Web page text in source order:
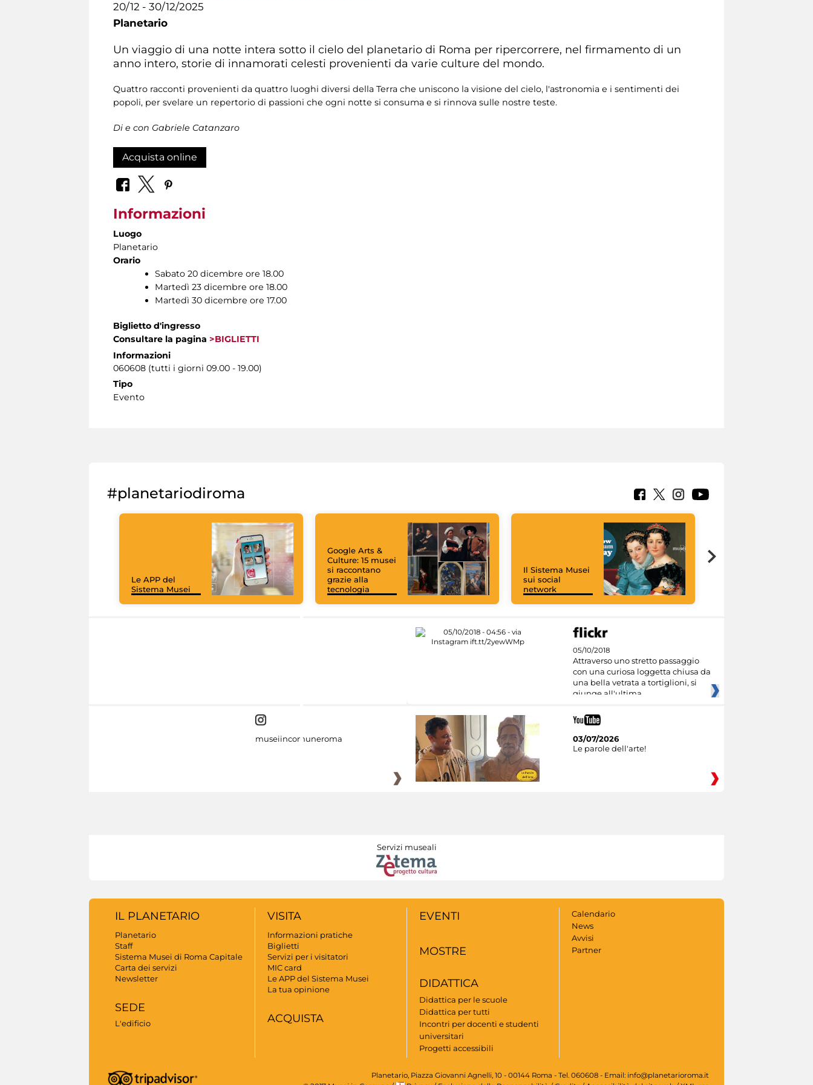
20/12 - 30/12/2025
Planetario
Un viaggio di una notte intera sotto il cielo del planetario di Roma per ripercorrere, nel firmamento di un
anno intero, storie di innamorati celesti provenienti da varie culture del mondo.
Quattro racconti provenienti da quattro luoghi diversi della Terra che uniscono la visione del cielo, l'astronomia e i sentimenti dei
popoli, per svelare un repertorio di passioni che ogni notte si consuma e si rinnova sulle nostre teste.
Di e con Gabriele Catanzaro
Acquista online
Informazioni
Luogo
Planetario
Orario
Sabato 20 dicembre ore 18.00
Martedì 23 dicembre ore 18.00
Martedì 30 dicembre ore 17.00
Biglietto d'ingresso
Consultare la pagina >BIGLIETTI
Informazioni
060608 (tutti i giorni 09.00 - 19.00)
Tipo
Evento
#planetariodiroma
Le APP del
Sistema Musei
Google Arts &
Culture: 15 musei
si raccontano
grazie alla
tecnologia
Il Sistema Musei
sui social
network
05/10/2018
Attraverso uno stretto passaggio
con una curiosa loggetta chiusa da
una bella vetrata a tortiglioni, si
giunge all'ultima
museiincomuneroma
03/07/2026
Le parole dell'arte!
Servizi museali
IL PLANETARIO
Planetario
Staff
Sistema Musei di Roma Capitale
Carta dei servizi
Newsletter
SEDE
L'edificio
VISITA
Informazioni pratiche
Biglietti
Servizi per i visitatori
MIC card
Le APP del Sistema Musei
La tua opinione
ACQUISTA
EVENTI
MOSTRE
DIDATTICA
Didattica per le scuole
Didattica per tutti
Incontri per docenti e studenti
universitari
Progetti accessibili
Calendario
News
Avvisi
Partner
Planetario, Piazza Giovanni Agnelli, 10 - 00144 Roma - Tel. 060608 - Email: info@planetarioroma.it